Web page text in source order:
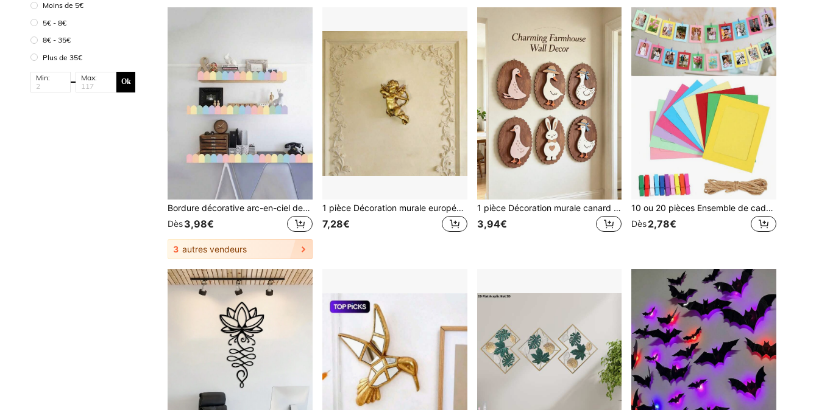
Moins de 5€
5€ - 8€
8€ - 35€
Plus de 35€
Min: Max: Ok
Bordure décorative arc-en-ciel de style bohème, amovible et auto-adhésive. Convient pour les tableaux noirs, les babillards, les écoles, les maisons, les bureaux, les fêtes de rentrée scolaire, la décoration de campus, les fournitures de bureau des enseignants
Dès3,98€
3 autres vendeurs
1 pièce Décoration murale européenne rétro d'un ange Cupidon, décoration murale d'intérieur pour le salon, l'entrée
7,28€
1 pièce Décoration murale canard vintage mignon, convient pour la décoration de salle de jeux, chambre de filles ou de garçons, oie amusante, cadeau artistique créatif, décoration de Noël, décoration d'intérieur
3,94€
10 ou 20 pièces Ensemble de cadres photo muraux avec pinces et corde; Cadres photo en papier disponibles en plusieurs couleurs; Parfait pour la décoration murale de la maison et du bureau, la décoration de pinces photo DIY, la décoration de fête, la décoration d'anniversaire, le mur de photos de remise des diplômes, le cadeau de la fête des mères, la décoration d'événement et le mur de photos de famille; Disponible en 3 tailles
Dès2,78€